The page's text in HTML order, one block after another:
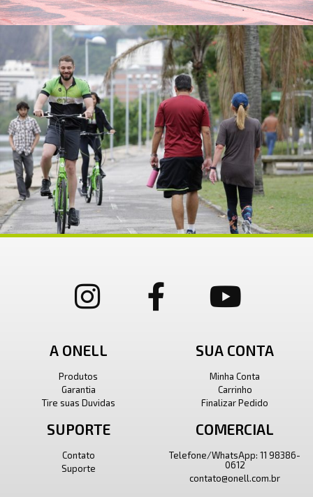
A ONELL
Produtos
Garantia
Tire suas Duvidas
SUPORTE
Contato
Suporte
SUA CONTA
Minha Conta
Carrinho
Finalizar Pedido
COMERCIAL
Telefone/WhatsApp: 11 98386-
0612
contato@onell.com.br